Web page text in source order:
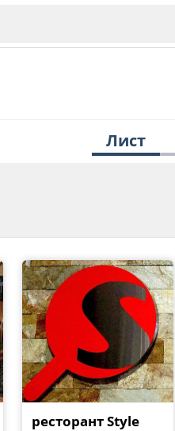
Пловдив
Лист
ресторант Style